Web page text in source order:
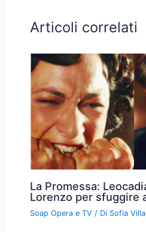
Articoli correlati
La Promessa:
Lorenzo per sfuggire
Soap Opera e TV / Di Sofia